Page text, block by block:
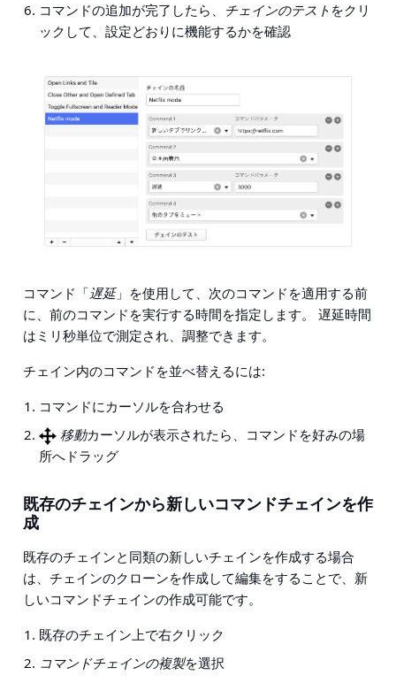
コマンドの追加が完了したら、 チェインのテスト をクリ
ックして、設定どおりに機能するかを確認
コマンド「遅延」を使用して、次のコマンドを適用する前
に、前のコマンドを実行する時間を指定します。 遅延時間
はミリ秒単位で測定され、調整できます。
チェイン内のコマンドを並べ替えるには:
コマンドにカーソルを合わせる
移動カーソルが表示されたら、コマンドを好みの場
所へドラッグ
既存のチェインから新しいコマンドチェインを作
成
既存のチェインと同類の新しいチェインを作成する場合
は、チェインのクローンを作成して編集をすることで、新
しいコマンドチェインの作成可能です。
既存のチェイン上で右クリック
コマンドチェインの複製を選択